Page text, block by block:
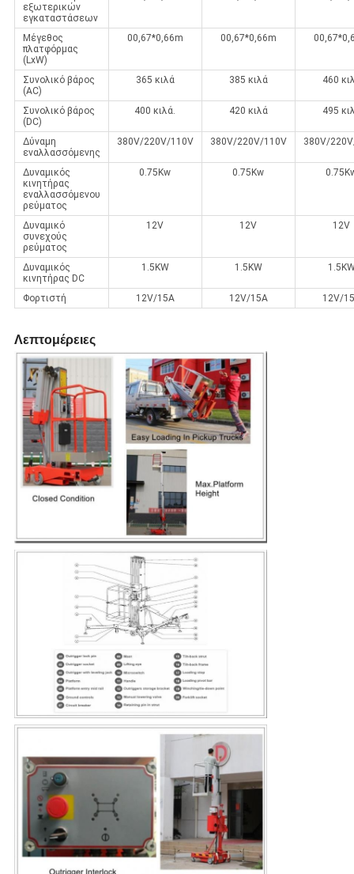
εξωτερικών
εγκαταστάσεων
Μέγεθος
πλατφόρμας
(LxW)
00,67*0,66m 00,67*0,66m
Συνολικό βάρος
(AC)
365 κιλά 385 κιλά 460
Συνολικό βάρος
(DC)
400 κιλά. 420 κιλά 495
Δύναμη
εναλλασσόμενης
380V/220V/110V 380V/220V/110V 380V/
Δυναμικός
κινητήρας
εναλλασσόμενου
ρεύματος
0.75Kw 0.75Kw
Δυναμικό
συνεχούς
ρεύματος
12V 12V 12V
Δυναμικός
κινητήρας DC
1.5KW 1.5KW
Φορτιστή 12V/15A 12V/15A 12V/
Λεπτομέρειες